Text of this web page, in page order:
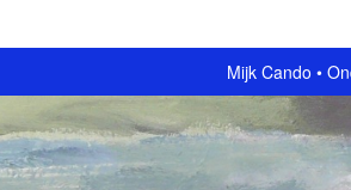
Mijk Cando